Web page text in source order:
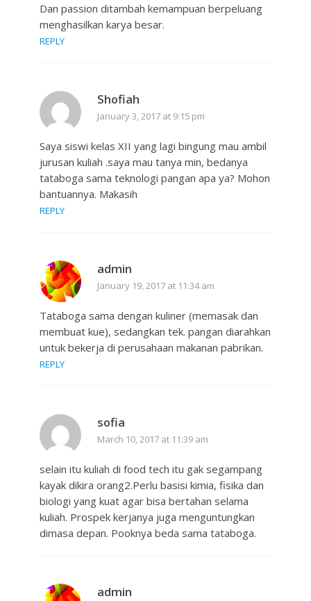
Dan passion ditambah kemampuan berpeluang
menghasilkan karya besar.
REPLY
Shofiah
January 3, 2017 at 9:15 pm
Saya siswi kelas XII yang lagi bingung mau ambil
jurusan kuliah .saya mau tanya min, bedanya
tataboga sama teknologi pangan apa ya? Mohon
bantuannya. Makasih
REPLY
admin
January 19, 2017 at 11:34 am
Tataboga sama dengan kuliner (memasak dan
membuat kue), sedangkan tek. pangan diarahkan
untuk bekerja di perusahaan makanan pabrikan.
REPLY
sofia
March 10, 2017 at 11:39 am
selain itu kuliah di food tech itu gak segampang
kayak dikira orang2.Perlu basisi kimia, fisika dan
biologi yang kuat agar bisa bertahan selama
kuliah. Prospek kerjanya juga menguntungkan
dimasa depan. Pooknya beda sama tataboga.
admin